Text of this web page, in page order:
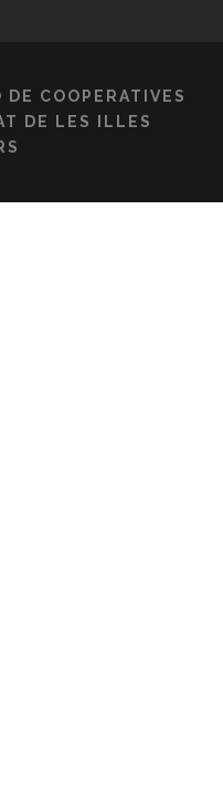
COOPERATIVES
DE LES ILLES